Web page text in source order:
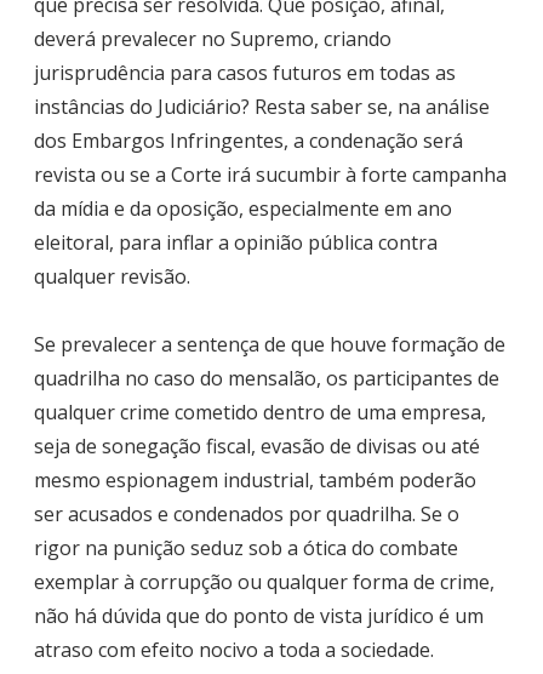
deverá prevalecer no Supremo, criando
jurisprudência para casos futuros em todas as
instâncias do Judiciário? Resta saber se, na análise
dos Embargos Infringentes, a condenação será
revista ou se a Corte irá sucumbir à forte campanha
da mídia e da oposição, especialmente em ano
eleitoral, para inflar a opinião pública contra
qualquer revisão.
Se prevalecer a sentença de que houve formação de
quadrilha no caso do mensalão, os participantes de
qualquer crime cometido dentro de uma empresa,
seja de sonegação fiscal, evasão de divisas ou até
mesmo espionagem industrial, também poderão
ser acusados e condenados por quadrilha. Se o
rigor na punição seduz sob a ótica do combate
exemplar à corrupção ou qualquer forma de crime,
não há dúvida que do ponto de vista jurídico é um
atraso com efeito nocivo a toda a sociedade.